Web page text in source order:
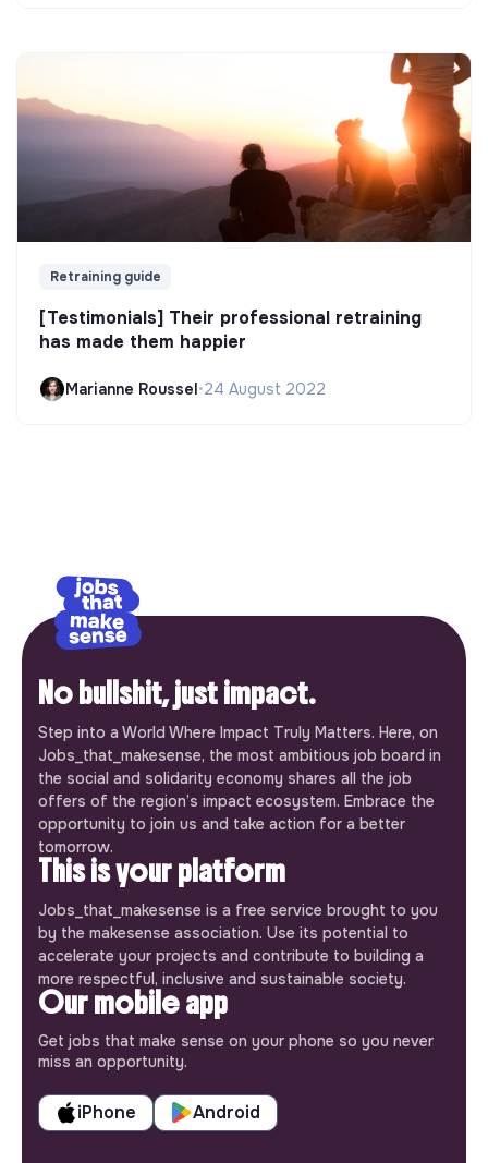
Retraining guide
[Testimonials] Their professional retraining
has made them happier
Marianne Roussel•24 August 2022
No bullshit, just impact.
Step into a World Where Impact Truly Matters. Here, on
Jobs_that_makesense, the most ambitious job board in
the social and solidarity economy shares all the job
offers of the region’s impact ecosystem. Embrace the
opportunity to join us and take action for a better
tomorrow.
This is your platform
Jobs_that_makesense is a free service brought to you
by the makesense association. Use its potential to
accelerate your projects and contribute to building a
more respectful, inclusive and sustainable society.
Our mobile app
Get jobs that make sense on your phone so you never
miss an opportunity.
iPhone Android